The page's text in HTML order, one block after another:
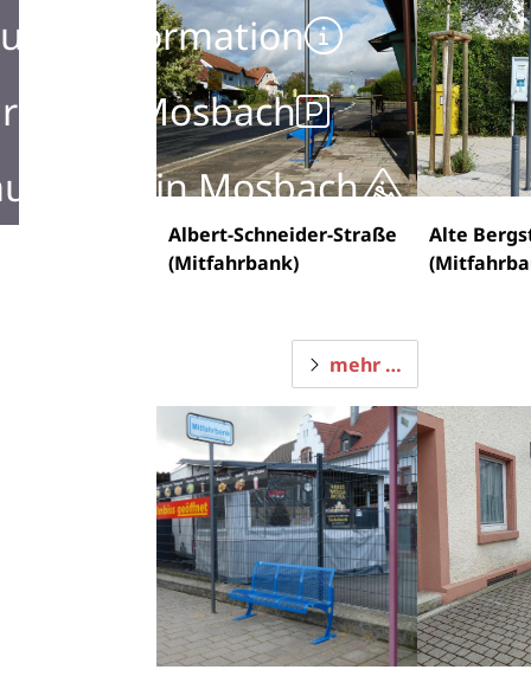
Information
in Mosbach
in Mosbach
Albert-Schneider-Straße
(Mitfahrbank)
mehr …
Alte